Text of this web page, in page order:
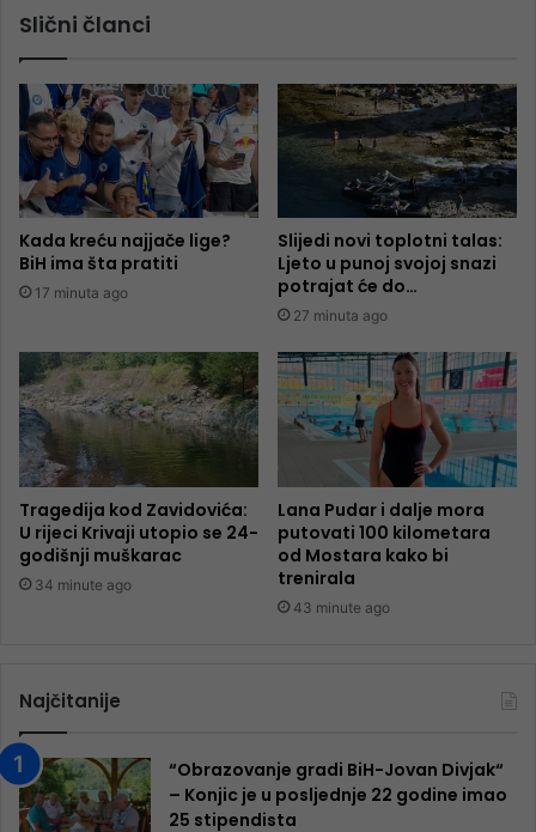
Slični članci
Kada kreću najjače lige?
BiH ima šta pratiti
17 minuta ago
Slijedi novi toplotni talas:
Ljeto u punoj svojoj snazi
potrajat će do…
27 minuta ago
Tragedija kod Zavidovića:
U rijeci Krivaji utopio se 24-
godišnji muškarac
34 minute ago
Lana Pudar i dalje mora
putovati 100 kilometara
od Mostara kako bi
trenirala
43 minute ago
Najčitanije
“Obrazovanje gradi BiH-Jovan Divjak“
– Konjic je u posljednje 22 godine imao
25 ​​stipendista